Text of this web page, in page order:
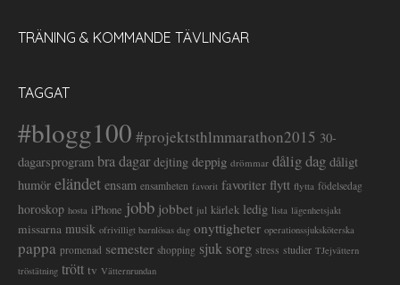
TRÄNING & KOMMANDE TÄVLINGAR
TAGGAT
#blogg100 #projektsthlmmarathon2015 30-
dagarsprogram bra dagar dejting deppig drömmar dålig dag dåligt
humör eländet ensam ensamheten favorit favoriter flytt flytta födelsedag
horoskop hosta iPhone jobb jobbet jul kärlek ledig lista lägenhetsjakt
missarna musik ofrivilligt barnlösas dag onyttigheter operationssjuksköterska
pappa promenad semester shopping sjuk sorg stress studier TJejvättern
tröstätning trött tv Vätternrundan